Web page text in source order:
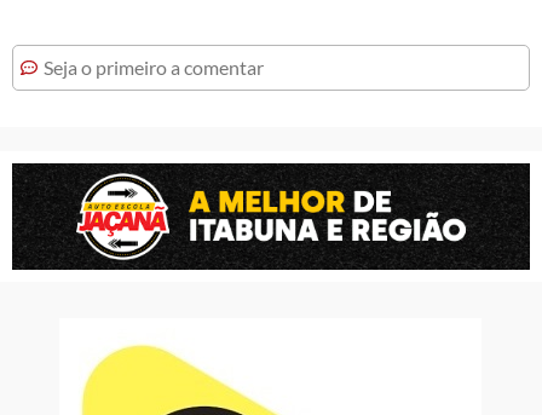
Seja o primeiro a comentar